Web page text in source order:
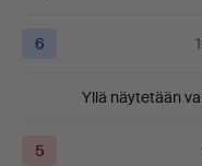
6
Yllä näytetään
5